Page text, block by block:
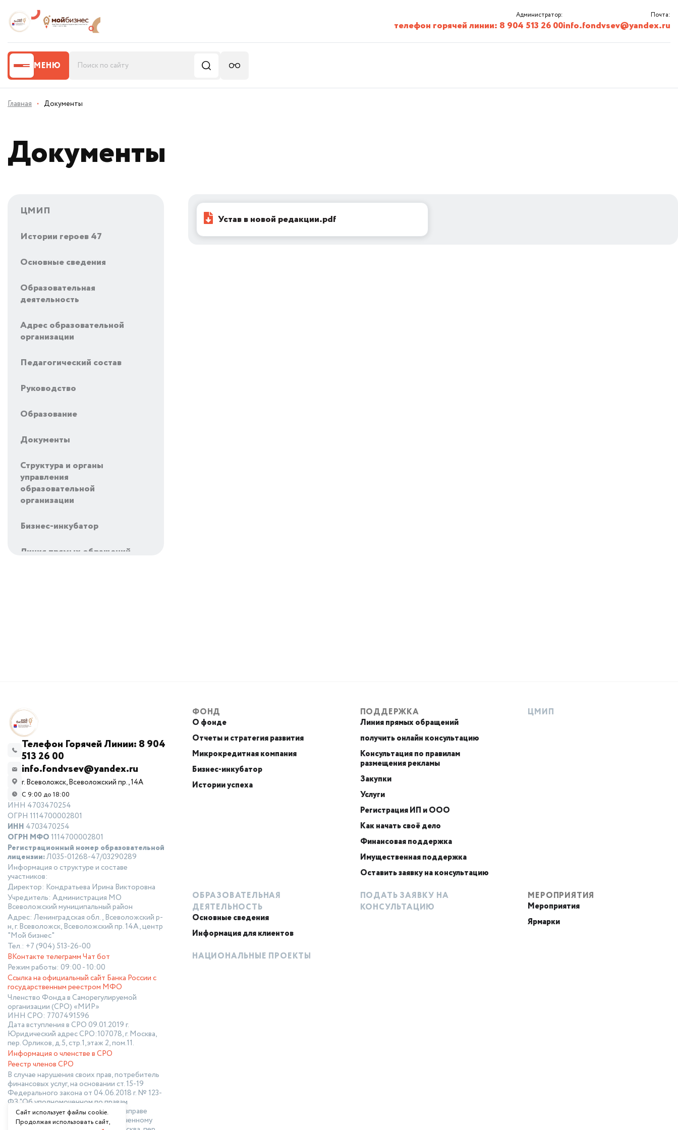
Администратор:
телефон горячей линии: 8 904 513 26 00
Почта:
info.fondvsev@yandex.ru
МЕНЮ
Главная · Документы
Документы
ЦМИП
Истории героев 47
Основные сведения
Образовательная
деятельность
Адрес образовательной
организации
Педагогический состав
Руководство
Образование
Документы
Структура и органы
управления
образовательной
организации
Бизнес-инкубатор
Линия прямых обращений
размещения рекламы
Микрокредитная компания
Ярмарки
истории успеха
закупки
имущественная поддержка
услуги
регистрация ип и ооо
финансовая поддержка
как начать своё дело
о фонде
национальные проекты
Устав в новой редакции.pdf
Телефон Горячей Линии: 8 904
513 26 00
info.fondvsev@yandex.ru
г. Всеволожск, Всеволожский пр., 14А
С 9:00 до 18:00
ИНН 4703470254
ОГРН 1114700002801
ИНН 4703470254
ОГРН МФО 1114700002801
Регистрационный номер образовательной
лицензии:Л035-01268-47/03290289
Информация о структуре и составе
участников:
Директор: Кондратьева Ирина Викторовна
Учредитель: Администрация МО
Всеволожский муниципальный район
Адрес: Ленинградская обл., Всеволожский р-
н, г. Всеволожск, Всеволожский пр. 14А, центр
"Мой бизнес"
Тел.: +7 (904) 513-26-00
ВКонтакте телеграммЧат бот
Режим работы: 09:00 - 10:00
Ссылка на официальный сайт Банка России с
государственным реестром МФО
Членство Фонда в Саморегулируемой
организации (СРО) «МИР»
ИНН СРО: 7707491596
Дата вступления в СРО 09.01.2019 г.
Юридический адрес СРО:107078, г. Москва,
пер. Орликов, д.5, стр.1,этаж 2, пом.11.
Информация о членстве в СРО
Реестр членов СРО
В случае нарушения своих прав, потребитель
финансовых услуг, на основании ст. 15-19
Федерального закона от 04.06.2018 г. № 123-
ФЗ "Об уполномоченном по правам
потребителей финансовых услуг", вправе
направить финансовому уполномоченному
ФОНД
О фонде
Отчеты и стратегия развития
Микрокредитная компания
Бизнес-инкубатор
Истории успеха
ПОДДЕРЖКА
Линия прямых обращений
получить онлайн консультацию
Консультация по правилам
размещения рекламы
Закупки
Услуги
Регистрация ИП и ООО
Как начать своё дело
Финансовая поддержка
Имущественная поддержка
Оставить заявку на консультацию
ЦМИП
ОБРАЗОВАТЕЛЬНАЯ
ДЕЯТЕЛЬНОСТЬ
Основные сведения
Информация для клиентов
ПОДАТЬ ЗАЯВКУ НА
КОНСУЛЬТАЦИЮ
МЕРОПРИЯТИЯ
Мероприятия
Ярмарки
НАЦИОНАЛЬНЫЕ ПРОЕКТЫ
Сайт использует файлы cookie.
Продолжая использовать сайт,